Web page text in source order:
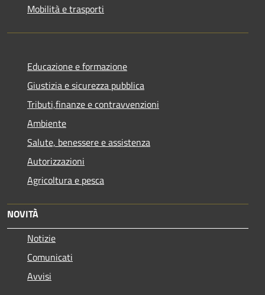
Mobilità e trasporti
Educazione e formazione
Giustizia e sicurezza pubblica
Tributi,finanze e contravvenzioni
Ambiente
Salute, benessere e assistenza
Autorizzazioni
Agricoltura e pesca
NOVITÀ
Notizie
Comunicati
Avvisi